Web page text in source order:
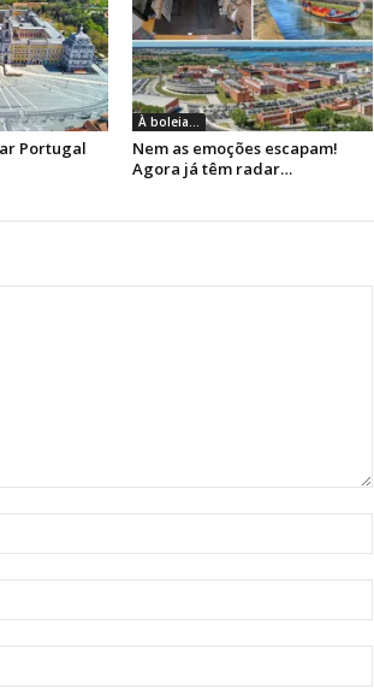
Portugal
À boleia...
Nem as emoções escapam!
Agora já têm radar…